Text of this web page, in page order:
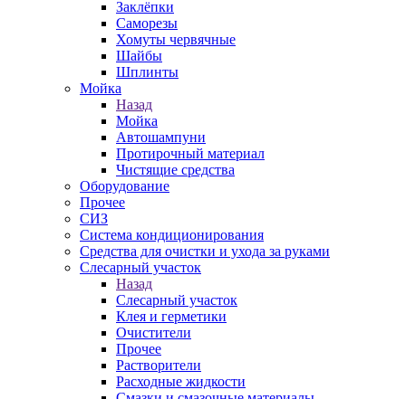
Заклёпки
Саморезы
Хомуты червячные
Шайбы
Шплинты
Мойка
Назад
Мойка
Автошампуни
Протирочный материал
Чистящие средства
Оборудование
Прочее
СИЗ
Система кондиционирования
Средства для очистки и ухода за руками
Слесарный участок
Назад
Слесарный участок
Клея и герметики
Очистители
Прочее
Растворители
Расходные жидкости